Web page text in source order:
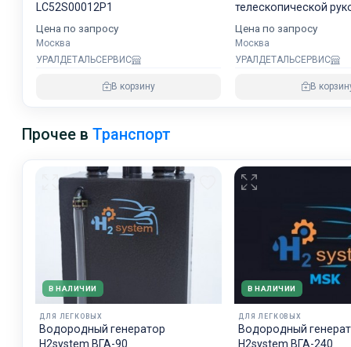
LC52S00012P1
Цена по запросу
Москва
УРАЛДЕТАЛЬСЕРВИС
В корзину
телескопической
Цена по запросу
Москва
УРАЛДЕТАЛЬСЕРВИС
В
Прочее вТранспорт
В НАЛИЧИИ
ДЛЯ ЛЕГКОВЫХ
Водородный генератор
H2system ВГА-90
В НАЛИЧИИ
ДЛЯ ЛЕГКОВЫХ
Водородный
H2system ВГА-240